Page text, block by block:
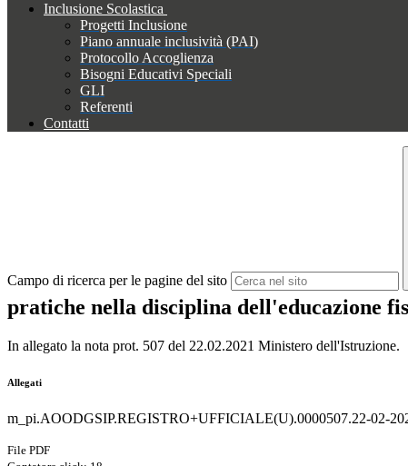
Inclusione Scolastica
Progetti Inclusione
Piano annuale inclusività (PAI)
Protocollo Accoglienza
Bisogni Educativi Speciali
GLI
Referenti
Contatti
Campo di ricerca per le pagine del sito
pratiche nella disciplina dell'educazione
In allegato la nota prot. 507 del 22.02.2021 Ministero dell'Istruzione.
Allegati
m_pi.AOODGSIP.REGISTRO+UFFICIALE(U).0000507.22-02-
File PDF